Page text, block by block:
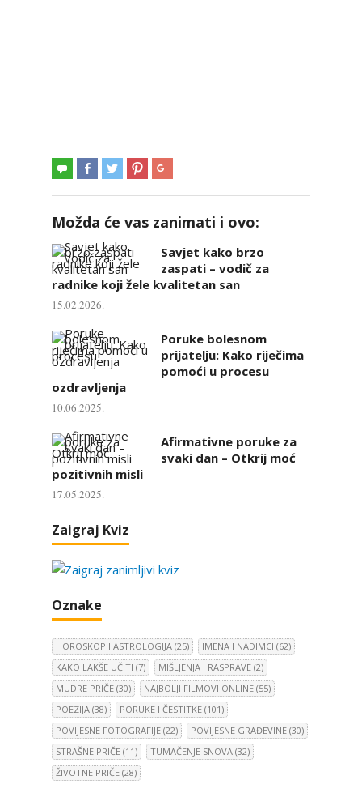
Možda će vas zanimati i ovo:
Savjet kako brzo
zaspati – vodič za
radnike koji žele kvalitetan san
15.02.2026.
Poruke bolesnom
prijatelju: Kako riječima
pomoći u procesu
ozdravljenja
10.06.2025.
Afirmativne poruke za
svaki dan – Otkrij moć
pozitivnih misli
17.05.2025.
Zaigraj Kviz
Oznake
HOROSKOP I ASTROLOGIJA (25) IMENA I NADIMCI (62)
KAKO LAKŠE UČITI (7) MIŠLJENJA I RASPRAVE (2)
MUDRE PRIČE (30) NAJBOLJI FILMOVI ONLINE (55)
POEZIJA (38) PORUKE I ČESTITKE (101)
POVIJESNE FOTOGRAFIJE (22) POVIJESNE GRAĐEVINE (30)
STRAŠNE PRIČE (11) TUMAČENJE SNOVA (32)
ŽIVOTNE PRIČE (28)